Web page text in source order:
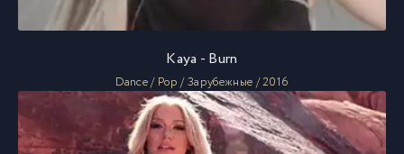
Kaya - Burn
Dance / Pop / Зарубежные / 2016